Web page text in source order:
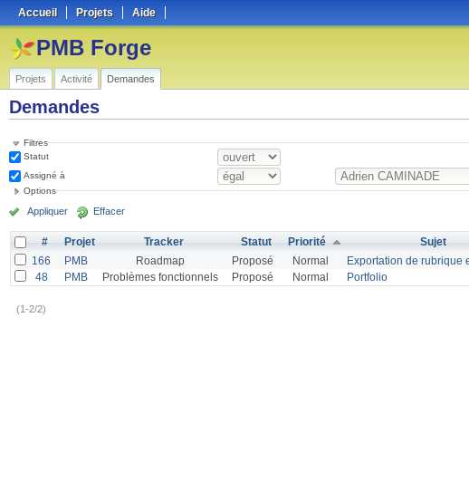
Accueil Projets Aide
PMB Forge
Projets Activité Demandes
Demandes
Filtres
Statut
Assigné à
Options
Appliquer Effacer
# Projet Tracker Statut Priorité Sujet
166
PMB Roadmap Proposé Normal Exportation de rubrique
48
PMB Problèmes fonctionnels Proposé Normal Portfolio
(1-2/2)